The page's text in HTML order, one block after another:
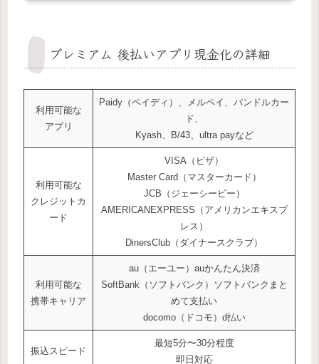
プレミアム 後払いアプリ現金化の詳細
利用可能な
アプリ
Paidy（ペイディ）、メルペイ、バンドルカー
ド、
Kyash、B/43、ultra payなど
利用可能な
クレジットカ
ード
VISA（ビザ）
Master Card（マスターカード）
JCB（ジェーシービー）
AMERICANEXPRESS（アメリカンエキスプ
レス）
DinersClub（ダイナースクラブ）
利用可能な
携帯キャリア
au（エーユー）auかんたん決済
SoftBank（ソフトバンク）ソフトバンクまと
めて支払い
docomo（ドコモ）d払い
振込スピード
最短5分〜30分程度
即日対応